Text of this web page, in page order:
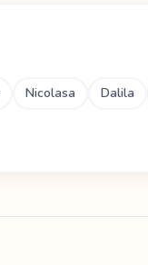
Nicolasa Dalila